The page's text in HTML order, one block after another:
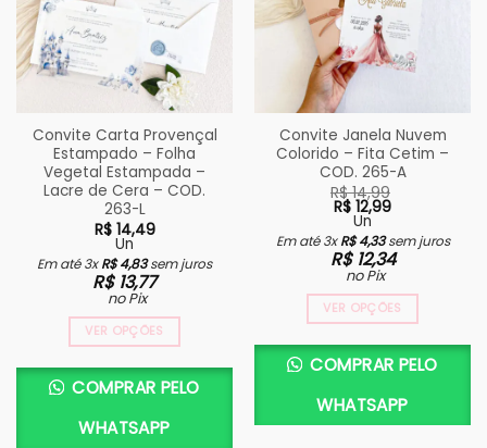
Convite Carta Provençal
Estampado – Folha
Vegetal Estampada –
Lacre de Cera – COD.
263-L
R$14,49
Un
Em até 3xR$4,83sem juros
R$13,77
no Pix
VER OPÇÕES
COMPRAR PELO
WHATSAPP
Convite Janela Nuvem
Colorido – Fita Cetim –
COD. 265-A
R$14,99
O
preço
original
era:
R$ 14,99.
R$ 12,99
O
preço
atual
é:
R$ 12,99.
Un
Em até 3xR$4,33sem juros
R$12,34
no Pix
VER OPÇÕES
COMPRAR PELO
WHATSAPP